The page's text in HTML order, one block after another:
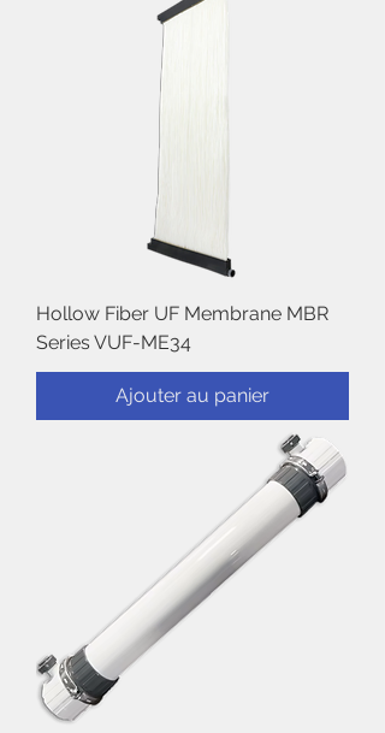
Hollow Fiber UF Membrane MBR
Series VUF-ME34
Ajouter au panier